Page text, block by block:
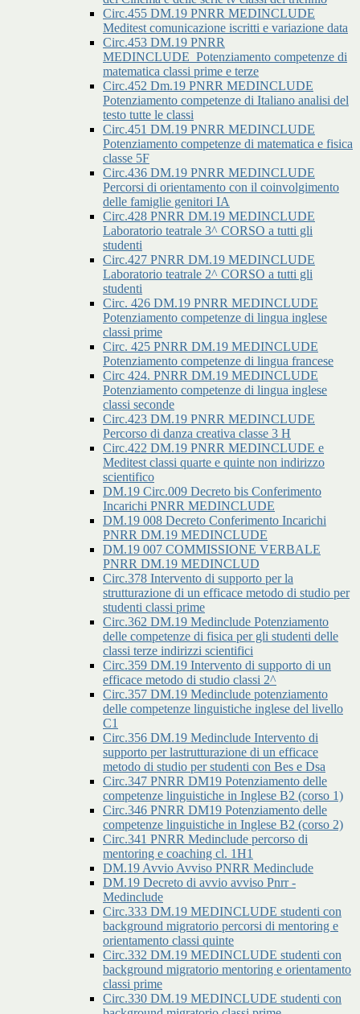
Circ.455 DM.19 PNRR MEDINCLUDE
Meditest comunicazione iscritti e variazione data
Circ.453 DM.19 PNRR
MEDINCLUDE_Potenziamento competenze di
matematica classi prime e terze
Circ.452 Dm.19 PNRR MEDINCLUDE
Potenziamento competenze di Italiano analisi del
testo tutte le classi
Circ.451 DM.19 PNRR MEDINCLUDE
Potenziamento competenze di matematica e fisica
classe 5F
Circ.436 DM.19 PNRR MEDINCLUDE
Percorsi di orientamento con il coinvolgimento
delle famiglie genitori IA
Circ.428 PNRR DM.19 MEDINCLUDE
Laboratorio teatrale 3^ CORSO a tutti gli
studenti
Circ.427 PNRR DM.19 MEDINCLUDE
Laboratorio teatrale 2^ CORSO a tutti gli
studenti
Circ. 426 DM.19 PNRR MEDINCLUDE
Potenziamento competenze di lingua inglese
classi prime
Circ. 425 PNRR DM.19 MEDINCLUDE
Potenziamento competenze di lingua francese
Circ 424. PNRR DM.19 MEDINCLUDE
Potenziamento competenze di lingua inglese
classi seconde
Circ.423 DM.19 PNRR MEDINCLUDE
Percorso di danza creativa classe 3 H
Circ.422 DM.19 PNRR MEDINCLUDE e
Meditest classi quarte e quinte non indirizzo
scientifico
DM.19 Circ.009 Decreto bis Conferimento
Incarichi PNRR MEDINCLUDE
DM.19 008 Decreto Conferimento Incarichi
PNRR DM.19 MEDINCLUDE
DM.19 007 COMMISSIONE VERBALE
PNRR DM.19 MEDINCLUD
Circ.378 Intervento di supporto per la
strutturazione di un efficace metodo di studio per
studenti classi prime
Circ.362 DM.19 Medinclude Potenziamento
delle competenze di fisica per gli studenti delle
classi terze indirizzi scientifici
Circ.359 DM.19 Intervento di supporto di un
efficace metodo di studio classi 2^
Circ.357 DM.19 Medinclude potenziamento
delle competenze linguistiche inglese del livello
C1
Circ.356 DM.19 Medinclude Intervento di
supporto per lastrutturazione di un efficace
metodo di studio per studenti con Bes e Dsa
Circ.347 PNRR DM19 Potenziamento delle
competenze linguistiche in Inglese B2 (corso 1)
Circ.346 PNRR DM19 Potenziamento delle
competenze linguistiche in Inglese B2 (corso 2)
Circ.341 PNRR Medinclude percorso di
mentoring e coaching cl. 1H1
DM.19 Avvio Avviso PNRR Medinclude
DM.19 Decreto di avvio avviso Pnrr -
Medinclude
Circ.333 DM.19 MEDINCLUDE studenti con
background migratorio percorsi di mentoring e
orientamento classi quinte
Circ.332 DM.19 MEDINCLUDE studenti con
background migratorio mentoring e orientamento
classi prime
Circ.330 DM.19 MEDINCLUDE studenti con